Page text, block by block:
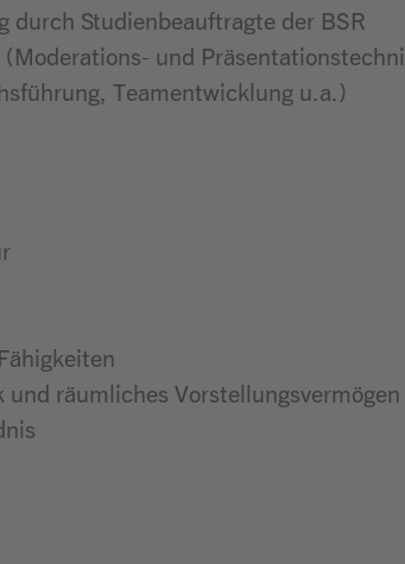
durch Studienbeauftragte der BSR
(Moderations- und
Teamentwicklung u.a.)
und räumliches Vorstellungsvermögen